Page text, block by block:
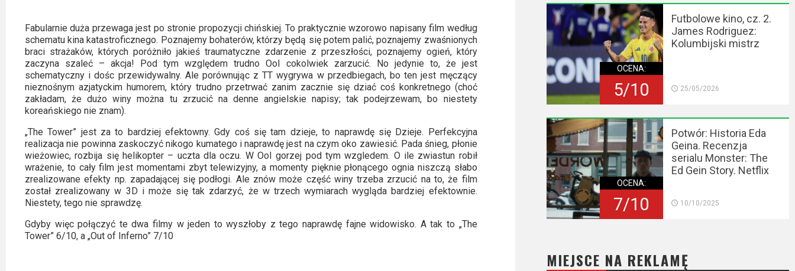
+
Disney+
HBO
Max
Sky
Showtime
Podsumowania
2023
2022
Fabularnie duża przewaga jest po stronie propozycji chińskiej. To praktycznie wzorowo napisany film według
schematu kina katastroficznego. Poznajemy bohaterów, którzy będą się potem palić, poznajemy zwaśnionych
braci strażaków, których poróżniło jakieś traumatyczne zdarzenie z przeszłości, poznajemy ogień, który
zaczyna szaleć – akcja! Pod tym względem trudno OoI cokolwiek zarzucić. No jedynie to, że jest
schematyczny i dośc przewidywalny. Ale porównując z TT wygrywa w przedbiegach, bo ten jest męczący
nieznośnym azjatyckim humorem, który trudno przetrwać zanim zacznie się dziać coś konkretnego (choć
zakładam, że dużo winy można tu zrzucić na denne angielskie napisy; tak podejrzewam, bo niestety
koreańskiego nie znam).
„The Tower” jest za to bardziej efektowny. Gdy coś się tam dzieje, to naprawdę się Dzieje. Perfekcyjna
realizacja nie powinna zaskoczyć nikogo kumatego i naprawdę jest na czym oko zawiesić. Pada śnieg, płonie
wieżowiec, rozbija się helikopter – uczta dla oczu. W OoI gorzej pod tym wzgledem. O ile zwiastun robił
wrażenie, to cały film jest momentami zbyt telewizyjny, a momenty pięknie płonącego ognia niszczą słabo
zrealizowane efekty np. zapadającej się podłogi. Ale znów może część winy trzeba zrzucić na to, że film
został zrealizowany w 3D i może się tak zdarzyć, że w trzech wymiarach wygląda bardziej efektownie.
Niestety, tego nie sprawdzę.
Gdyby więc połączyć te dwa filmy w jeden to wyszłoby z tego naprawdę fajne widowisko. A tak to „The
Tower” 6/10, a „Out of Inferno” 7/10
OCENA:
5/10
Futbolowe kino, cz. 2.
James Rodriguez:
Kolumbijski mistrz
25/05/2026
OCENA:
7/10
Potwór: Historia Eda
Geina. Recenzja
serialu Monster: The
Ed Gein Story. Netflix
10/10/2025
MIEJSCE NA REKLAMĘ